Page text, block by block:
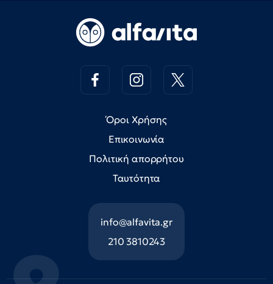
Όροι Χρήσης
Επικοινωνία
Πολιτική απορρήτου
Ταυτότητα
info@alfavita.gr
210 3810243